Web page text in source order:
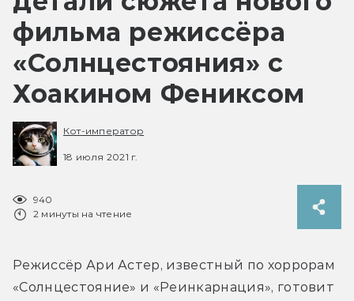
фильма режиссёра
«Солнцестояния» с
Хоакином Фениксом
Кот-император
18 июля 2021 г.
940
2 минуты на чтение
Режиссёр Ари Астер, известный по хоррорам
«Солнцестояние» и «Реинкарнация», готовит